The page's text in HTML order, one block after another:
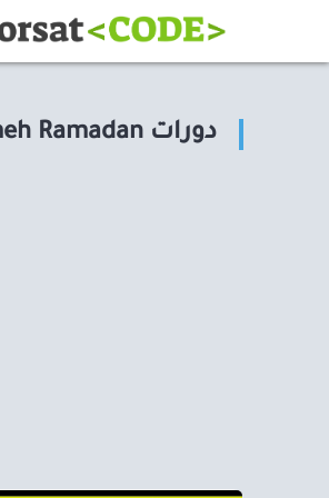
دورات Sameh Ramadan